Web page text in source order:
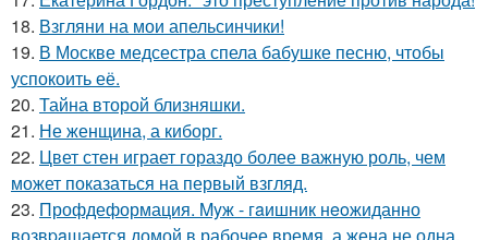
18. Взгляни на мои апельсинчики!
19. В Москве медсестра спела бабушке песню, чтобы
успокоить её.
20. Тайна второй близняшки.
21. Не женщина, а киборг.
22. Цвет стен играет гораздо более важную роль, чем
может показаться на первый взгляд.
23. Профдеформация. Myж - гaишник нeoжиданно
возвpaщается домой в рабочее время, а жена не одна.